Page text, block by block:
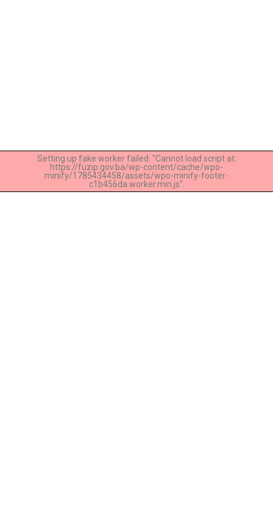
Setting up fake worker failed: "Cannot load script at:
https://fuzip.gov.ba/wp-content/cache/wpo-
minify/1785434458/assets/wpo-minify-footer-
c1b456da.worker.min.js".